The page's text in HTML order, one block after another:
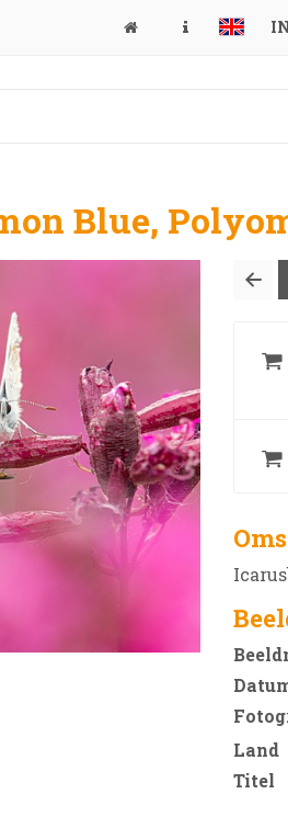
Blue,
Land
Titel